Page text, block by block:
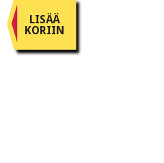
LISÄÄ
KORIIN